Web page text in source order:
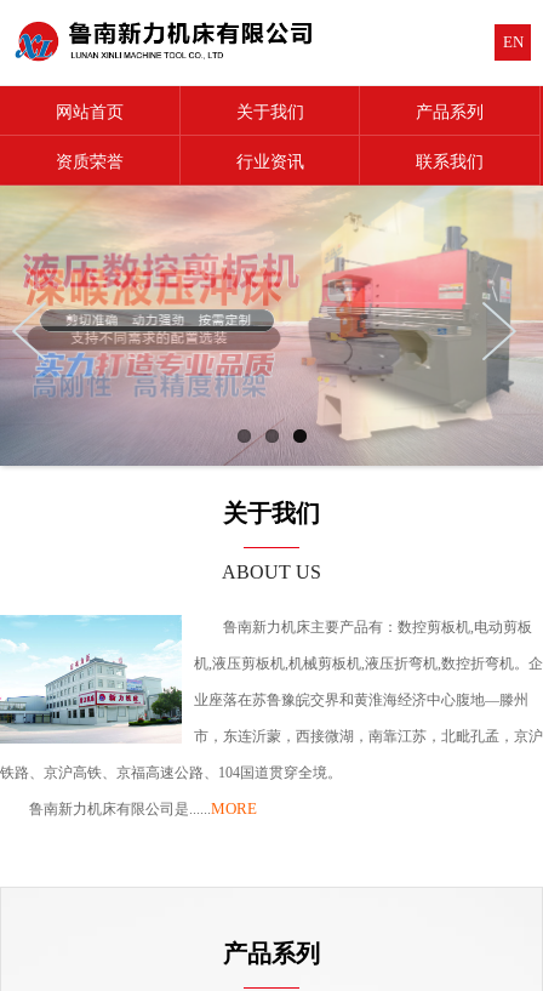
EN
网站首页 关于我们 产品系列
资质荣誉 行业资讯 联系我们
关于我们
ABOUT US
鲁南新力机床主要产品有：数控剪板机,电动剪板
机,液压剪板机,机械剪板机,液压折弯机,数控折弯机。企
业座落在苏鲁豫皖交界和黄淮海经济中心腹地—滕州
市，东连沂蒙，西接微湖，南靠江苏，北毗孔孟，京沪
铁路、京沪高铁、京福高速公路、104国道贯穿全境。
鲁南新力机床有限公司是......MORE
产品系列